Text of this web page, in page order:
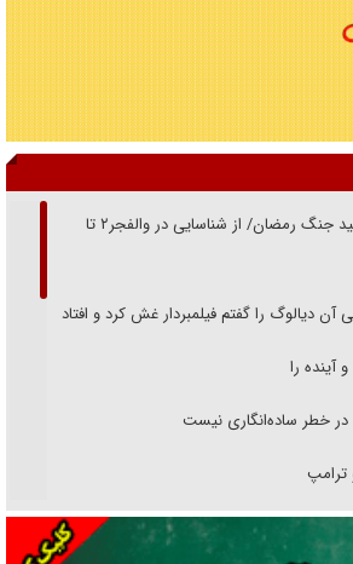
از گمنام‌ترین فرماندهان شهید جنگ رمضان/ از شناسایی در والفجر۲ تا
آن دیالوگ را گفتم فیلمبردار غش کرد و افتاد
آینده را
در خطر ساده‌انگاری نیست
ایران‌خودرو/ خصوصی‌سازی یا انحصار؟